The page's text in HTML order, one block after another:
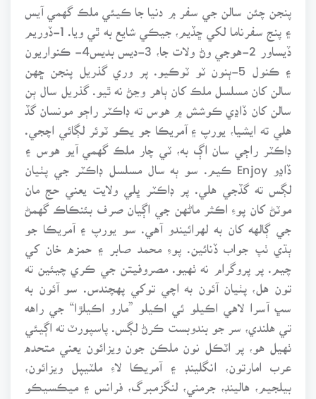
پنجن چئن سالن جي سفر ۾ دنيا جا ڪيئي ملڪ گهمي آيس
۽ پنج سفرناما لکي ڇڏيم، جيڪي شايع به ٿي ويا. 1-ڏوريم
ڏيساور 2-هوجي وڻ ولات جا، 3-ديس بديس4- ڪنواريون
۽ ڪنول 5-ٻنون ٽو ٽوڪيو. پر وري گذريل پنجن ڇهن
سالن کان مسلسل ملڪ کان ٻاهر وڃڻ نه ٿيو. گذريل سال ٻن
سالن کان ڏاڍي ڪوشش ۾ هوس ته ڊاڪٽر راڄو مونسان گڏ
هلي ته ايشيا، يورپ ۽ آمريڪا جو يڪو ٽوئر لڳائي اچجي.
ڊاڪٽر راڄي سان اڳ به، ٽي چار ملڪ گهمي آيو هوس ۽
ڏاڍو Enjoy ڪيم. سو ٻه سال مسلسل ڊاڪٽر جي پٺيان
لڳس ته گڏجي هلي. پر ڊاڪٽر ڀلي ولايت يعني حج مان
موٽڻ کان پوءِ اڪثر ماڻهن جي اڳيان صرف بئنڪاڪ گهمڻ
جي ڳالهه کان به لهرائيندو آهي. سو يورپ ۽ آمريڪا جو
ٻڌي ٺپ جواب ڏنائين. پوءِ محمد صابر ۽ حمزه خان کي
چيم. پر پروگرام نه ٺهيو. مصروفيتن جي ڪري چيئين ته
تون هل، پٺيان آئون به اچي توکي پهچندس. سو آئون به
سڀ آسرا لاهي اڪيلو ئي اڪيلو ”مارو اڪيلڙا“ جي راهه
تي هلندي، سر جو بندوبست ڪرڻ لڳس. پاسپورٽ ته اڳيئي
ٺهيل هو، پر اٽڪل نون ملڪن جون ويزائون يعني متحده
عرب امارتون، انگلينڊ ۽ آمريڪا لاءِ ملٽيپل ويزائون،
بيلجيم، هالينڊ، جرمني، لنگزمبرگ، فرانس ۽ ميڪسيڪو